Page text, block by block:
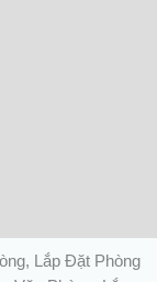
Lắp Đặt Phòng